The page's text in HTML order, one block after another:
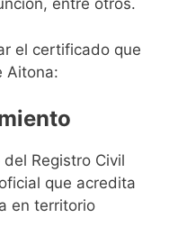
entre otros.
el certificado que
Aitona:
Registro Civil
que acredita
en territorio